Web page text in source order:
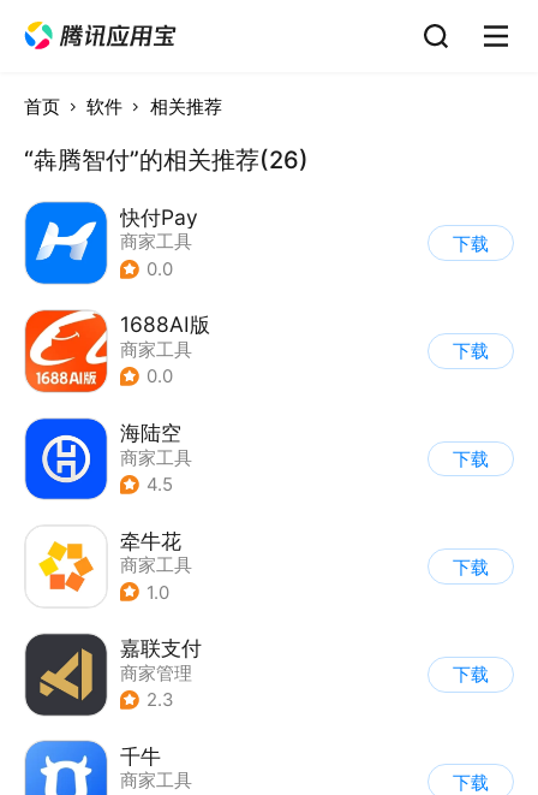
首页 软件 相关推荐
“犇腾智付”的相关推荐(26)
快付Pay
商家工具
0.0
下载
1688AI版
商家工具
0.0
下载
海陆空
商家工具
4.5
下载
牵牛花
商家工具
1.0
下载
嘉联支付
商家管理
2.3
下载
千牛
商家工具
下载